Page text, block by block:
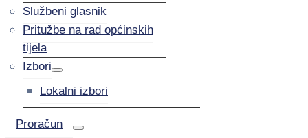
Službeni glasnik
Pritužbe na rad općinskih
tijela
Izbori
Lokalni izbori
Proračun